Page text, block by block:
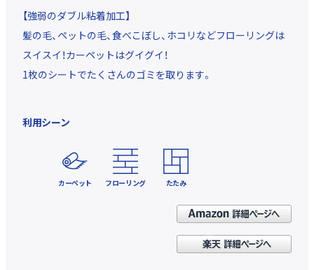
【強弱のダブル粘着加工】
髪の毛、ペットの毛、食べこぼし、ホコリなどフローリングは
スイスイ！カーペットはグイグイ！
1枚のシートでたくさんのゴミを取ります。
利用シーン
カーペット フローリング たたみ